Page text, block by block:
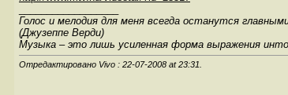
Голос и мелодия для меня всегда останутся
(Джузеппе Верди)
Музыка – это лишь усиленная форма выражения
Отредактировано Vivo : 22-07-2008 at23:31